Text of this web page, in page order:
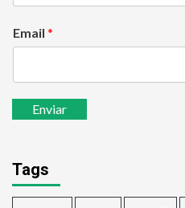
Email *
Enviar
Tags